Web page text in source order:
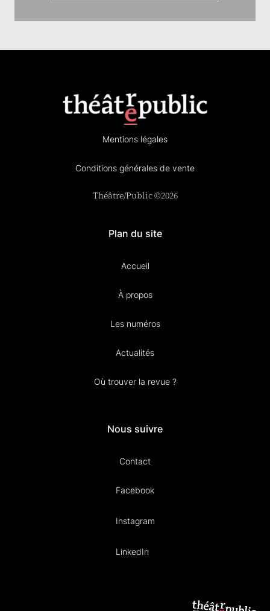
Mentions légales
Conditions générales de vente
Théâtre/Public ©2026
Plan du site
Accueil
À propos
Les numéros
Actualités
Où trouver la revue ?
Nous suivre
Contact
Facebook
Instagram
LinkedIn